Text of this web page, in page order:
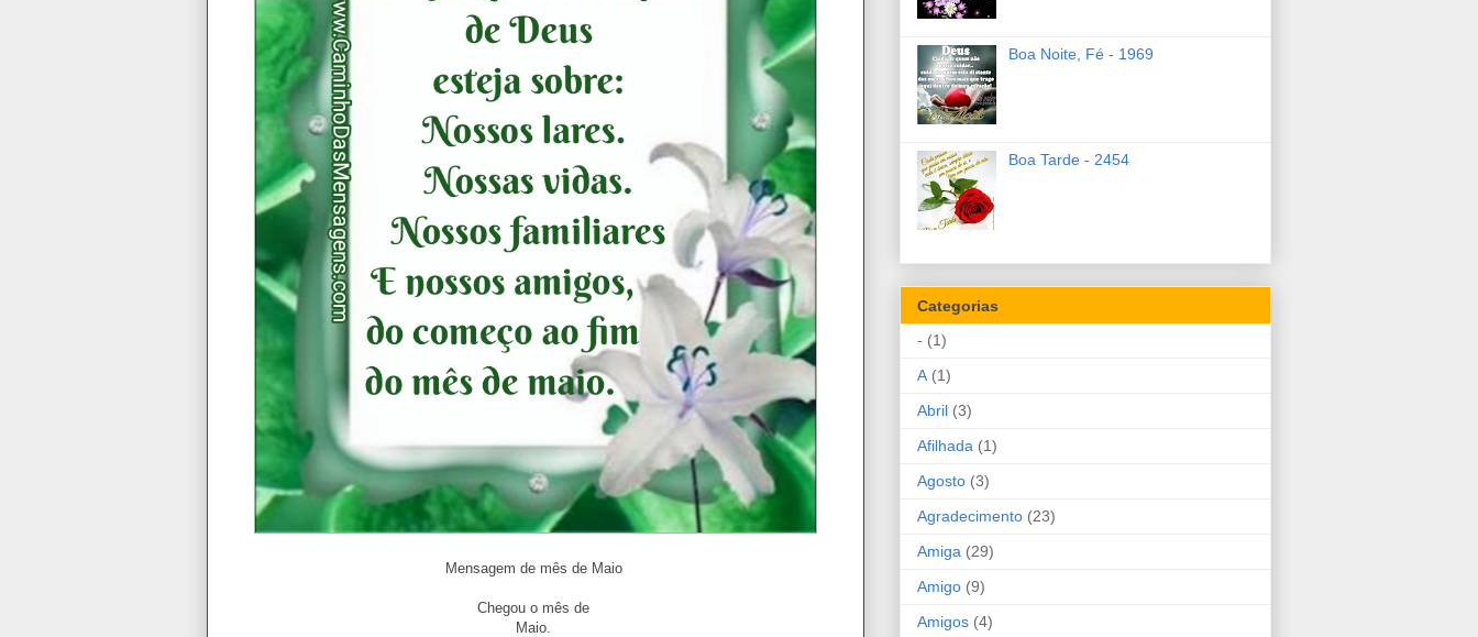
Mensagem de mês de Maio
Chegou o mês de
Maio.
Boa Noite, Fé - 1969
Boa Tarde - 2454
Categorias
- (1)
A (1)
Abril (3)
Afilhada (1)
Agosto (3)
Agradecimento (23)
Amiga (29)
Amigo (9)
Amigos (4)